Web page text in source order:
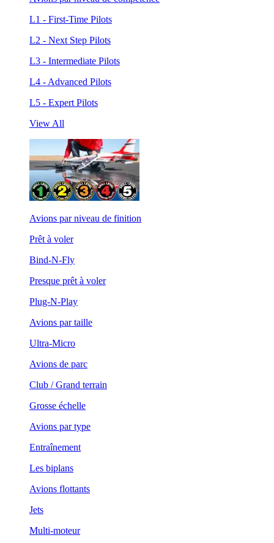
L1 - First-Time Pilots
L2 - Next Step Pilots
L3 - Intermediate Pilots
L4 - Advanced Pilots
L5 - Expert Pilots
View All
Avions par niveau de finition
Prêt à voler
Bind-N-Fly
Presque prêt à voler
Plug-N-Play
Avions par taille
Ultra-Micro
Avions de parc
Club / Grand terrain
Grosse échelle
Avions par type
Entraînement
Les biplans
Avions flottants
Jets
Multi-moteur